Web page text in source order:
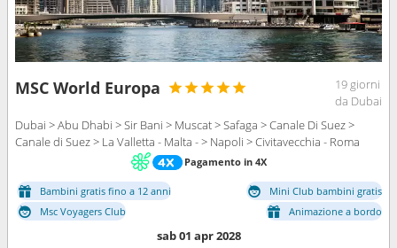
MSC World Europa
19 giorni
da Dubai
Dubai > Abu Dhabi > Sir Bani > Muscat > Safaga > Canale Di Suez >
Canale di Suez > La Valletta - Malta - > Napoli > Civitavecchia - Roma
Pagamento in 4X
Bambini gratis fino a 12 anni
Mini Club bambini gratis
Msc Voyagers Club
Animazione a bordo
sab 01 apr 2028